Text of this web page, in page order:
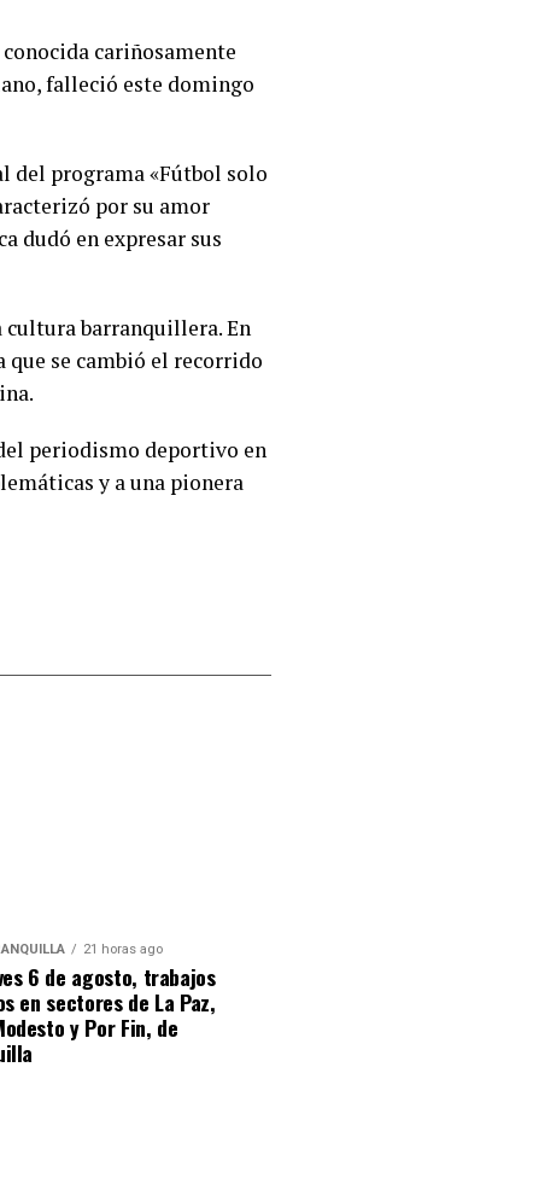
cariñosamente
falleció este domingo
del programa «Fútbol solo
por su amor
dudó en expresar sus
cultura barranquillera. En
que se cambió el recorrido
periodismo deportivo en
y a una pionera
21 horas ago
6 de agosto, trabajos
en sectores de La Paz,
y Por Fin, de